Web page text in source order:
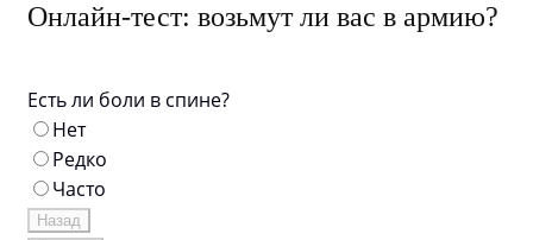
Онлайн-тест: возьмут ли вас в армию?
Есть ли боли в спине?
Нет
Редко
Часто
Назад